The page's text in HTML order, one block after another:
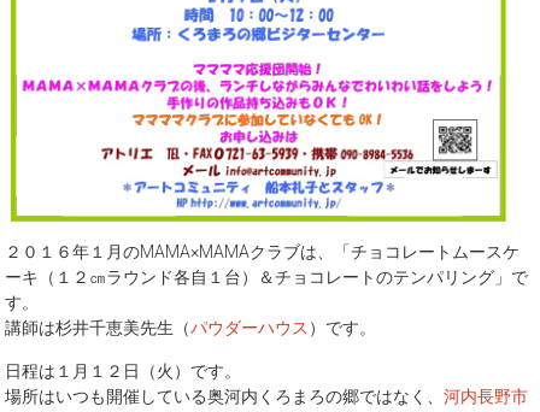
２０１６年１月のMAMA×MAMAクラブは、「チョコレートムースケ
ーキ（１２㎝ラウンド各自１台）＆チョコレートのテンパリング」で
す。
講師は杉井千恵美先生（パウダーハウス ）です。
日程は１月１２日（火）です。
場所はいつも開催している奥河内くろまろの郷ではなく、河内長野市